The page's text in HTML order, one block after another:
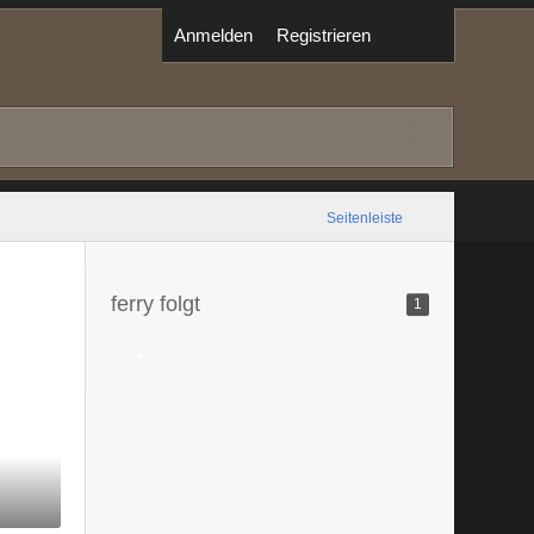
Anmelden Registrieren
Seitenleiste
ferry folgt 1